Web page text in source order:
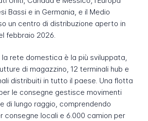
Bassi e in Germania, e il Medio
un centro di distribuzione aperto in
febbraio 2026.
la rete domestica è la più sviluppata,
di magazzino, 12 terminali hub e
distribuiti in tutto il paese. Una flotta
le consegne gestisce movimenti
di lungo raggio, comprendendo
consegne locali e 6.000 camion per